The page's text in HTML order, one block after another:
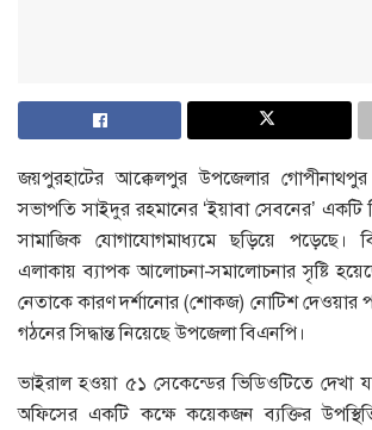
জয়পুরহাটের আক্কেলপুর উপজেলার
সভাপতি সাইদুর রহমানের ‘ইয়াবা সেবনের’
সামাজিক যোগাযোগমাধ্যমে ছড়িয়ে পড়েছে।
এলাকায় ব্যাপক আলোচনা-সমালোচনার সৃষ্টি
নেতাকে কারণ দর্শানোর (শোকজ) নোটিশ দেওয়ার
গঠনের সিদ্ধান্ত নিয়েছে উপজেলা বিএনপি।
ভাইরাল হওয়া ৫১ সেকেন্ডের ভিডিওটিতে দেখা
অফিসের একটি কক্ষে কয়েকজন ব্যক্তির